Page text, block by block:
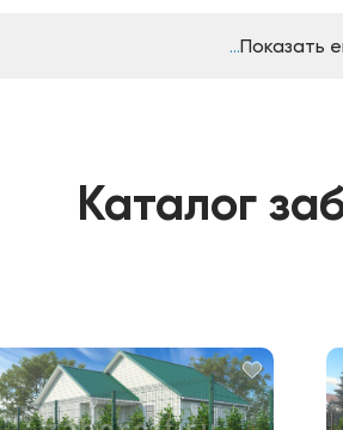
Показать
Каталог